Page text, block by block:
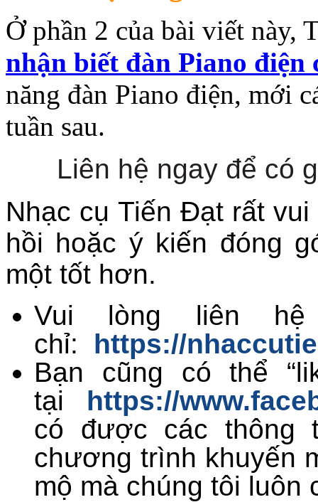
Ở phần 2 của bài viết này,
nhận biết đàn Piano
năng đàn Piano điện, mới
tuần sau.
Liên hệ ngay để có
Nhạc cụ Tiến Đạt rất
hồi hoặc ý kiến đóng
một tốt hơn.
Vui lòng liên
chỉ:
https://
Bạn cũng có thể
tại https://
có được các thông
chương trình khuyến
mộ mà chúng tôi